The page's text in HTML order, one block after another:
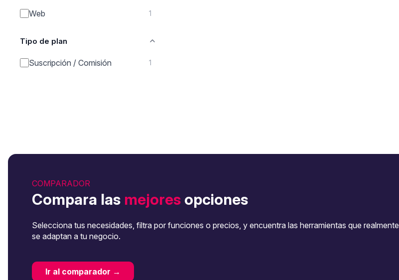
Web 1
Tipo de plan
Suscripción / Comisión 1
COMPARADOR
Compara las mejores opciones
Selecciona tus necesidades, filtra por funciones o precios, y encuentra las herramientas que realmente
se adaptan a tu negocio.
Ir al comparador →